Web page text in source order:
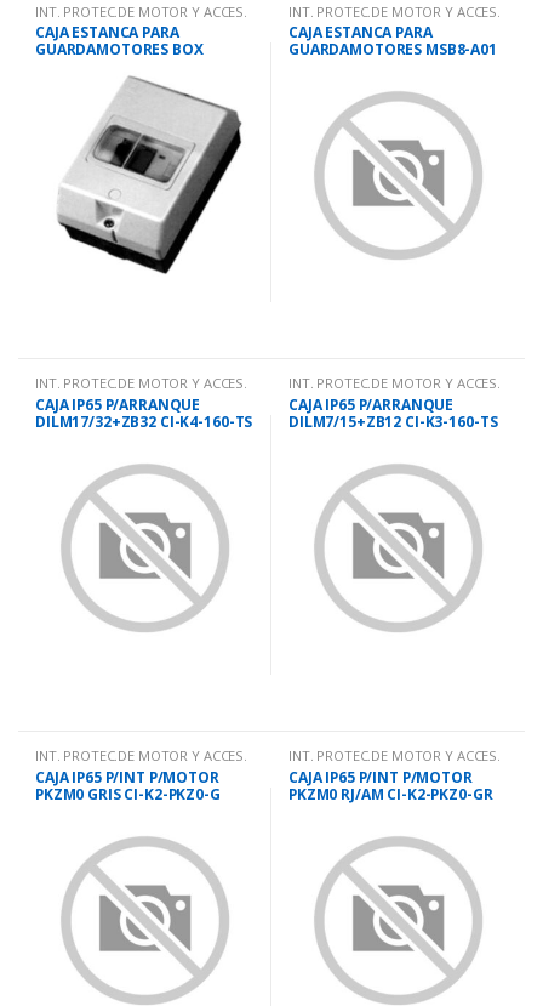
INT. PROTEC.DE MOTOR Y ACCES.
CAJA ESTANCA PARA
GUARDAMOTORES BOX
INT. PROTEC.DE MOTOR Y ACCES.
CAJA ESTANCA PARA
GUARDAMOTORES MSB8-A01
INT. PROTEC.DE MOTOR Y ACCES.
CAJA IP65 P/ARRANQUE
DILM17/32+ZB32 CI-K4-160-TS
INT. PROTEC.DE MOTOR Y ACCES.
CAJA IP65 P/ARRANQUE
DILM7/15+ZB12 CI-K3-160-TS
INT. PROTEC.DE MOTOR Y ACCES.
CAJA IP65 P/INT P/MOTOR
PKZM0 GRIS CI-K2-PKZ0-G
INT. PROTEC.DE MOTOR Y ACCES.
CAJA IP65 P/INT P/MOTOR
PKZM0 RJ/AM CI-K2-PKZ0-GR